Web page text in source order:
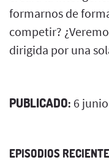
formarnos de
competir?
dirigida por una
PUBLICADO: 6
EPISODIOS